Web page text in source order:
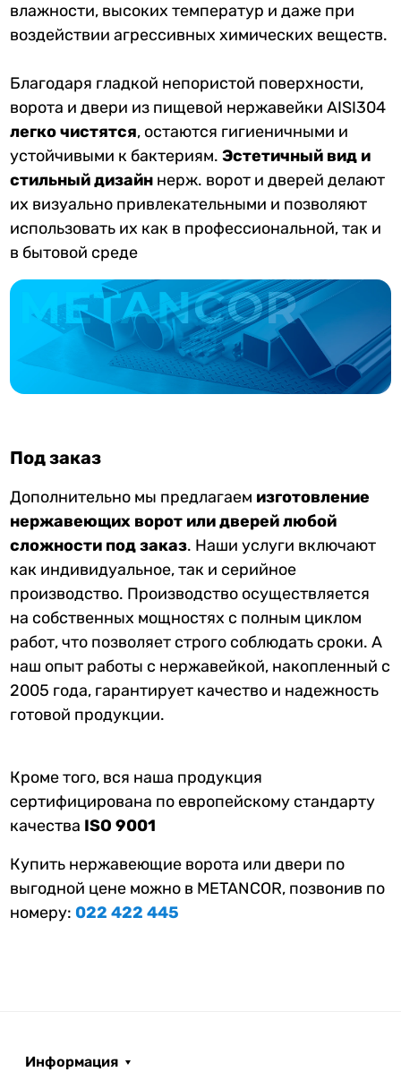
влажности, высоких температур и даже при
воздействии агрессивных химических веществ.
Благодаря гладкой непористой поверхности,
ворота и двери из пищевой нержавейки AISI304
легко чистятся, остаются гигиеничными и
устойчивыми к бактериям.Эстетичный вид и
стильный дизайн нерж. ворот и дверей делают
их визуально привлекательными и позволяют
использовать их как в профессиональной, так и
в бытовой среде
Под заказ
Дополнительно мы предлагаем изготовление
нержавеющих ворот или дверей любой
сложности под заказ. Наши услуги включают
как индивидуальное, так и серийное
производство. Производство осуществляется
на собственных мощностях с полным циклом
работ, что позволяет строго соблюдать сроки. А
наш опыт работы с нержавейкой, накопленный с
2005 года, гарантирует качество и надежность
готовой продукции.
Кроме того, вся наша продукция
сертифицирована по европейскому стандарту
качества ISO 9001
Купить нержавеющие ворота или двери по
выгодной цене можно в METANCOR, позвонив по
номеру: 022 422 445
Информация